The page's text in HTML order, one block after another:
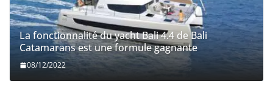
La fonctionnalité du yacht Bali 4.4 de Bali
Catamarans est une formule gagnante
08/12/2022